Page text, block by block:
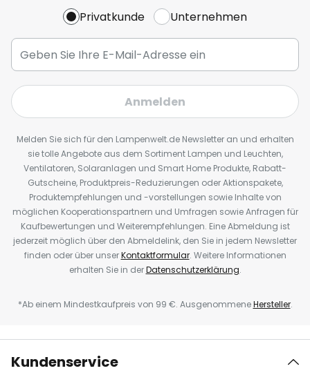
Privatkunde Unternehmen
Anmelden
Melden Sie sich für den Lampenwelt.de Newsletter an und erhalten
sie tolle Angebote aus dem Sortiment Lampen und Leuchten,
Ventilatoren, Solaranlagen und Smart Home Produkte, Rabatt-
Gutscheine, Produktpreis-Reduzierungen oder Aktionspakete,
Produktempfehlungen und -vorstellungen sowie Inhalte von
möglichen Kooperationspartnern und Umfragen sowie Anfragen für
Kaufbewertungen und Weiterempfehlungen. Eine Abmeldung ist
jederzeit möglich über den Abmeldelink, den Sie in jedem Newsletter
finden oder über unserKontaktformular. Weitere Informationen
erhalten Sie in derDatenschutzerklärung.
*Ab einem Mindestkaufpreis von 99 €. AusgenommeneHersteller.
Kundenservice